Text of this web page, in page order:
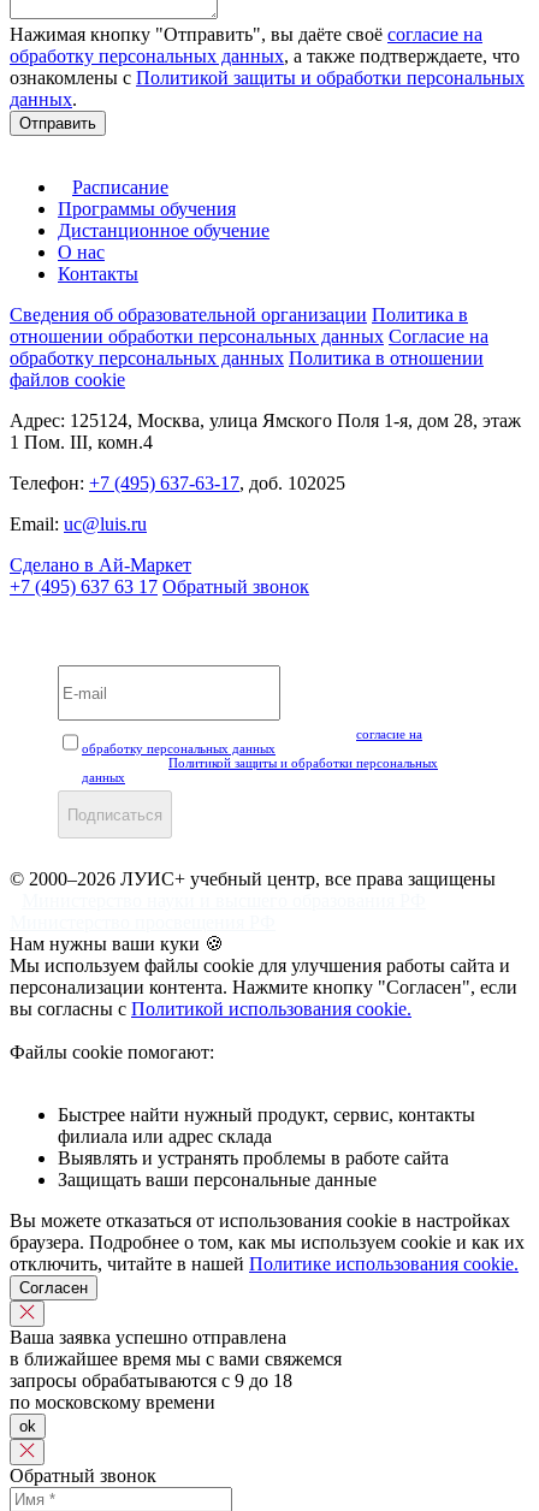
Нажимая кнопку "Отправить", вы даёте своё согласие на
обработку персональных данных, а также подтверждаете, что
ознакомлены с Политикой защиты и обработки персональных
данных.
Отправить
Расписание
Программы обучения
Дистанционное обучение
О нас
Контакты
Сведения об образовательной организации Политика в
отношении обработки персональных данных Согласие на
обработку персональных данных Политика в отношении
файлов cookie
Адрес: 125124, Москва, улица Ямского Поля 1-я, дом 28, этаж
1 Пом. III, комн.4
Телефон: +7 (495) 637-63-17, доб. 102025
Email: uc@luis.ru
Сделано в Ай-Маркет
+7 (495) 637 63 17 Обратный звонок
согласие на
обработку персональных данных
Политикой защиты и обработки персональных
данных
Подписаться
© 2000–2026 ЛУИС+ учебный центр, все права защищены
Нам нужны ваши куки 🍪
Мы используем файлы cookie для улучшения работы сайта и
персонализации контента. Нажмите кнопку "Согласен", если
вы согласны с Политикой использования cookie.
Файлы cookie помогают:
Быстрее найти нужный продукт, сервис, контакты
филиала или адрес склада
Выявлять и устранять проблемы в работе сайта
Защищать ваши персональные данные
Вы можете отказаться от использования cookie в настройках
браузера. Подробнее о том, как мы используем cookie и как их
отключить, читайте в нашей Политике использования cookie.
Согласен
Ваша заявка успешно отправлена
в ближайшее время мы с вами свяжемся
запросы обрабатываются с 9 до 18
по московскому времени
ok
Обратный звонок